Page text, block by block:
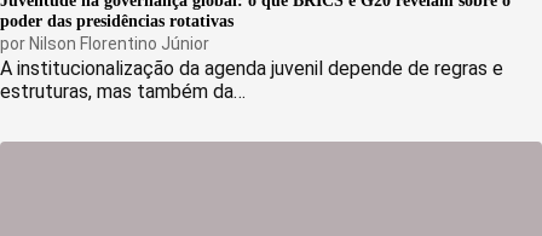
poder das presidências rotativas
por Nilson Florentino Júnior
A institucionalização da agenda juvenil depende de regras e
estruturas, mas também da…